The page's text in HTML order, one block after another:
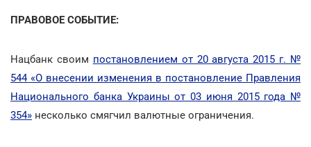
ПРАВОВОЕ СОБЫТИЕ:
Нацбанк своим постановлением от 20 августа 2015 г. №
544 «О внесении изменения в постановление Правления
Национального банка Украины от 03 июня 2015 года №
354» несколько смягчил валютные ограничения.